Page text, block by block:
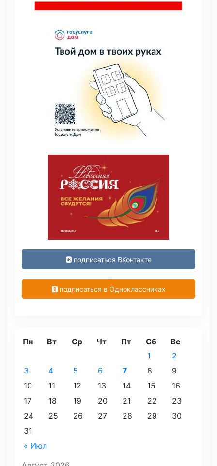
подписаться ВКонтакте
подписаться в Одноклассниках
Пн Вт Ср Чт Пт Сб Вс
« Июл
1
2
3
4 5 6 7 8
9
10
11 12 13 14 15
16
17
18 19 20 21 22
23
24
25 26 27 28 29
30
31